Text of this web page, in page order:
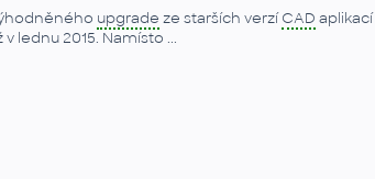
upgrade ze starších verzíCAD aplikací
v lednu 2015. Namísto ...